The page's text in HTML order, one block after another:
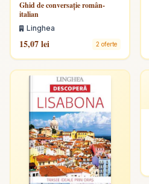
Ghid de conversaţie român-
italian
Linghea
15,07 lei 2 oferte